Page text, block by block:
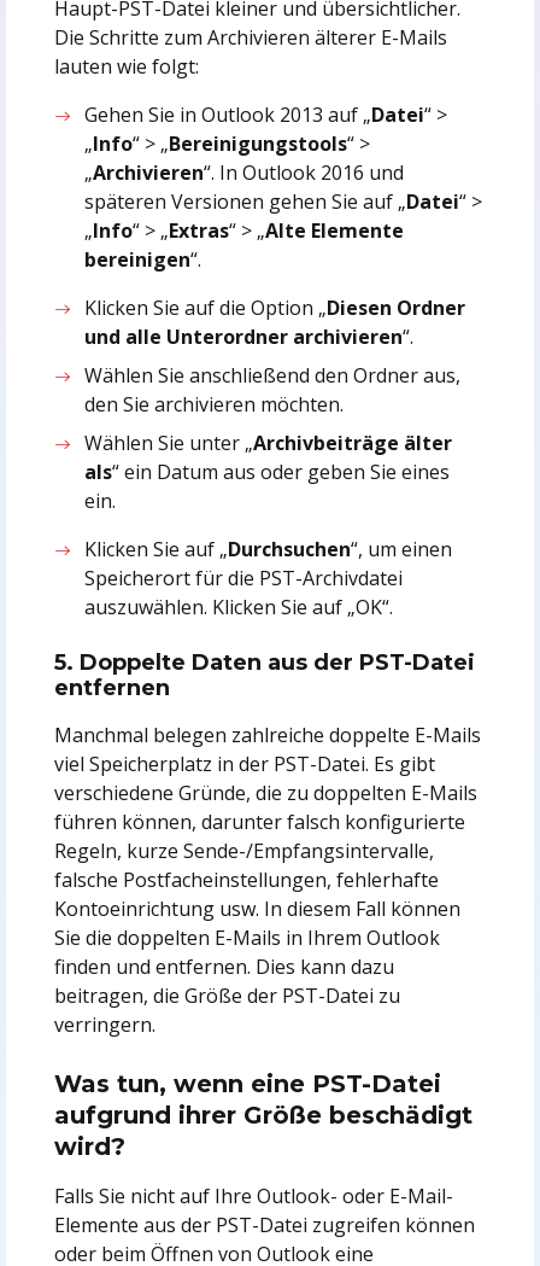
Haupt-PST-Datei kleiner und übersichtlicher.
Die Schritte zum Archivieren älterer E-Mails
lauten wie folgt:
Gehen Sie in Outlook 2013 auf „Datei“ >
„Info“ > „Bereinigungstools“ >
„Archivieren“. In Outlook 2016 und
späteren Versionen gehen Sie auf „Datei“ >
„Info“ > „Extras“ > „Alte Elemente
bereinigen“.
Klicken Sie auf die Option „Diesen Ordner
und alle Unterordner archivieren“.
Wählen Sie anschließend den Ordner aus,
den Sie archivieren möchten.
Wählen Sie unter „Archivbeiträge älter
als“ ein Datum aus oder geben Sie eines
ein.
Klicken Sie auf „Durchsuchen“, um einen
Speicherort für die PST-Archivdatei
auszuwählen. Klicken Sie auf „OK“.
5. Doppelte Daten aus der PST-Datei
entfernen
Manchmal belegen zahlreiche doppelte E-Mails
viel Speicherplatz in der PST-Datei. Es gibt
verschiedene Gründe, die zu doppelten E-Mails
führen können, darunter falsch konfigurierte
Regeln, kurze Sende-/Empfangsintervalle,
falsche Postfacheinstellungen, fehlerhafte
Kontoeinrichtung usw. In diesem Fall können
Sie die doppelten E-Mails in Ihrem Outlook
finden und entfernen. Dies kann dazu
beitragen, die Größe der PST-Datei zu
verringern.
Was tun, wenn eine PST-Datei
aufgrund ihrer Größe beschädigt
wird?
Falls Sie nicht auf Ihre Outlook- oder E-Mail-
Elemente aus der PST-Datei zugreifen können
oder beim Öffnen von Outlook eine